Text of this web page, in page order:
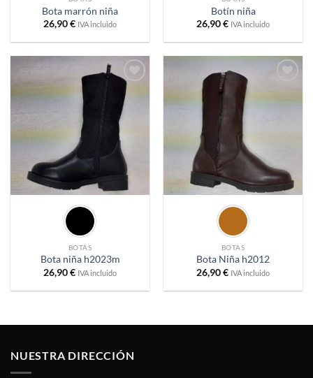
Bota marrón niña
26,90€ IVA incluido
Botín niña
26,90€ IVA incluido
Añadir
deseos
BOTAS
Bota niña h2023m
26,90€ IVA incluido
BOTAS
Bota Niña h2012
26,90€ IVA incluido
NUESTRA DIRECCIÓN